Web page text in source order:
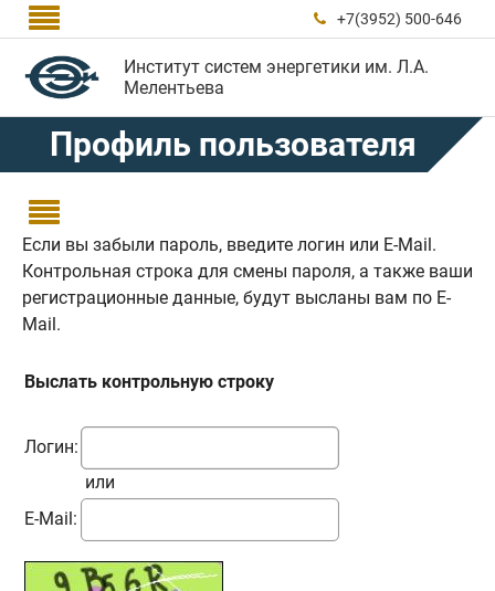
  +7(3952) 500-646
Институт систем энергетики им. Л.А.
Мелентьева
Профиль пользователя

Если вы забыли пароль, введите логин или E-Mail.
Контрольная строка для смены пароля, а также ваши
регистрационные данные, будут высланы вам по E-
Mail.
Выслать контрольную строку
Логин:
или
E-Mail: